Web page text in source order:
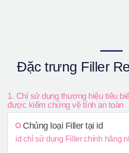
Đặc trưng Filler
1. Chỉ sử dụng thương hiệu tiêu
được kiểm chứng về tính an toàn
Chủng loại Filler tại id
id chỉ sử dụng Filler chính hãng